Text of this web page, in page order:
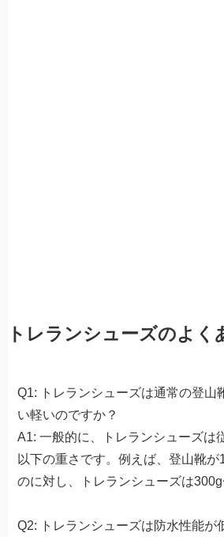
トレランシューズのよく
Q1: トレランシューズは通常の登山
い軽いのですか？
A1: 一般的に、トレランシューズは
以下の重さです。例えば、登山靴
のに対し、トレランシューズは300g
Q2: トレランシューズは防水性能が